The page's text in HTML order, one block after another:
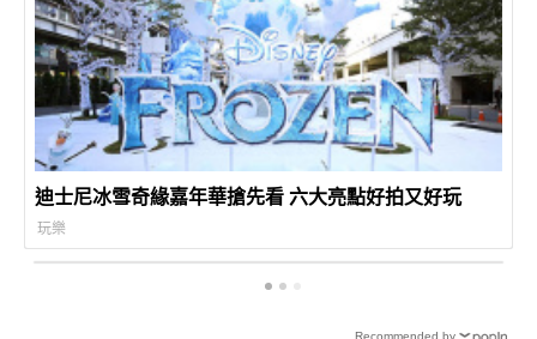
迪士尼冰雪奇緣嘉年華搶先看 六大亮點好拍又好玩
玩樂
Recommended by